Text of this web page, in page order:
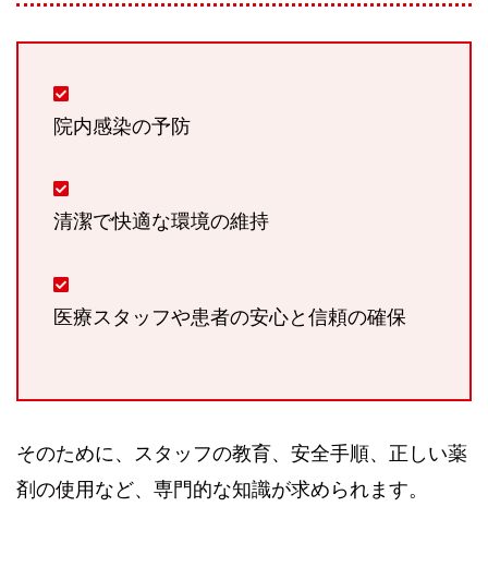
院内感染の予防
清潔で快適な環境の維持
医療スタッフや患者の安心と信頼の確保
そのために、スタッフの教育、安全手順、正しい薬
剤の使用など、専門的な知識が求められます。